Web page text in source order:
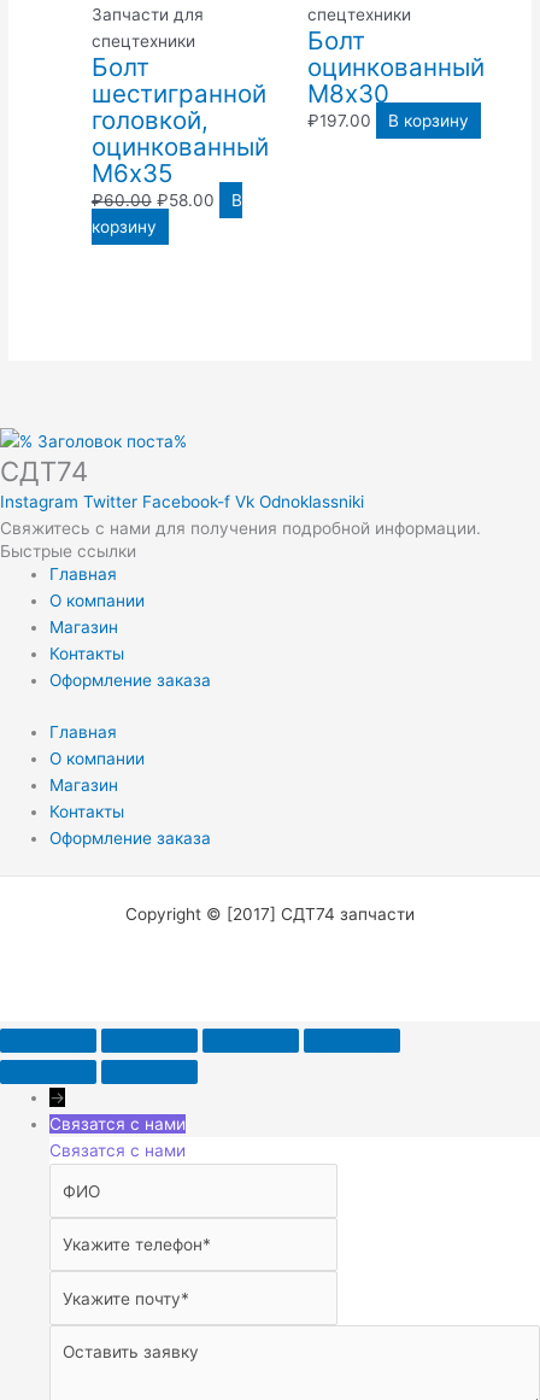
Запчасти для
спецтехники
Болт
шестигранной
головкой,
оцинкованный
М6х35
₽60.00
составляла
₽60.00.
₽58.00
В
корзину
спецтехники
Болт
оцинкованный
М8х30
₽197.00 В корзину
СДТ74
Instagram Twitter Facebook-f Vk Odnoklassniki
Свяжитесь с нами для получения подробной информации.
Быстрые ссылки
Главная
О компании
Магазин
Контакты
Оформление заказа
Главная
О компании
Магазин
Контакты
Оформление заказа
Copyright © [2017] СДТ74 запчасти
→
Связатся с нами
Связатся с нами